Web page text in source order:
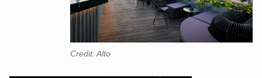
Credit: Alto